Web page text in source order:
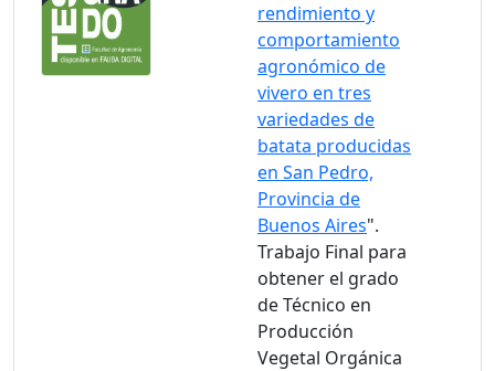
rendimiento y
comportamiento
agronómico de
vivero en tres
variedades de
batata producidas
en San Pedro,
Provincia de
Buenos Aires".
Trabajo Final para
obtener el grado
de Técnico en
Producción
Vegetal Orgánica